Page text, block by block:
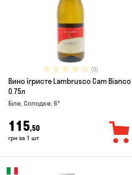
(0)
Вино ігристе Lambrusco Cam Bianco
0.75л
Біле, Солодке, 6°
115,50
грн за 1 шт